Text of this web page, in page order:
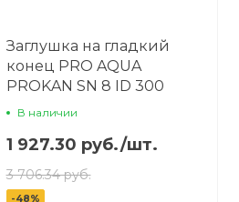
Заглушка на гладкий
конец PRO AQUA
PROKAN SN 8 ID 300
В наличии
1 927.30 руб./шт.
3 706.34 руб.
-48%